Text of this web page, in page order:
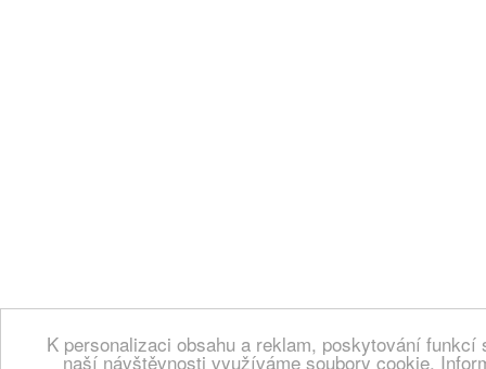
K personalizaci obsahu a reklam, poskytování
naší návštěvnosti využíváme soubory cookie.